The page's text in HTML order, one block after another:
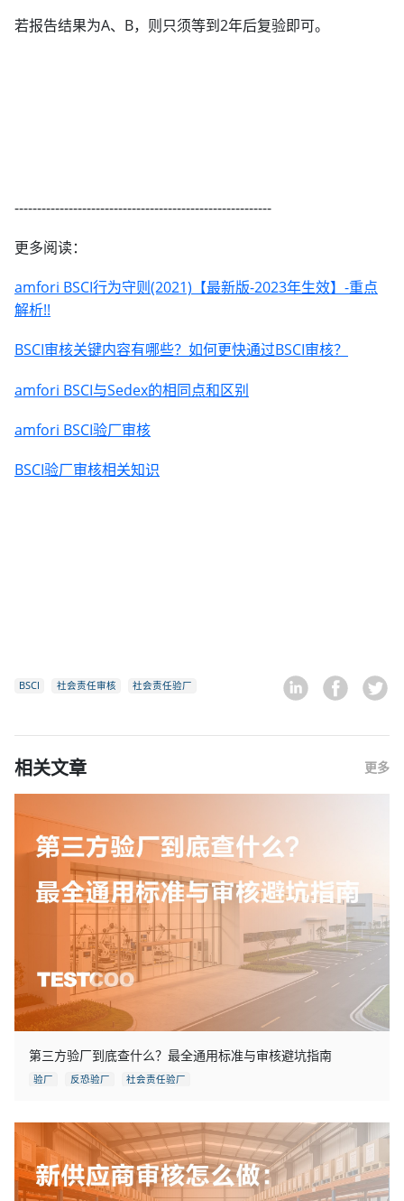
若报告结果为A、B，则只须等到2年后复验即可。
---------------------------------------------------------
更多阅读：
amfori BSCI行为守则(2021)【最新版-2023年生效】-重点
解析!!
BSCI审核关键内容有哪些？如何更快通过BSCI审核？
amfori BSCI与Sedex的相同点和区别
amfori BSCI验厂审核
BSCI验厂审核相关知识
BSCI 社会责任审核 社会责任验厂
相关文章 更多
第三方验厂到底查什么？最全通用标准与审核避坑指南
验厂 反恐验厂 社会责任验厂